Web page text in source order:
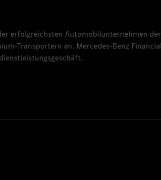
erfolgreichsten Automobilunternehmen
Transportern an. Mercedes-Benz